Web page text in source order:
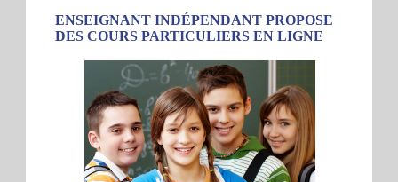
ENSEIGNANT INDÉPENDANT PROPOSE
DES COURS PARTICULIERS EN LIGNE